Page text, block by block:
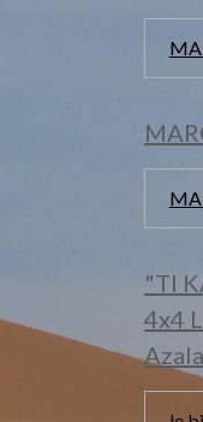
"TI
4x4